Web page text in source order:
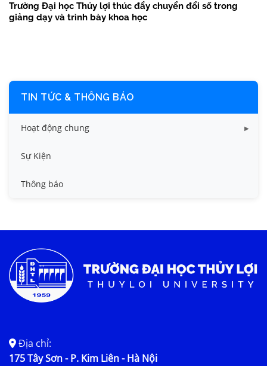
Trường Đại học Thủy lợi thúc đẩy chuyển đổi số trong
giảng dạy và trình bày khoa học
TIN TỨC & THÔNG BÁO
Hoạt động chung
Tin công tác sinh viên
Tin đào tạo
Tin tức chung
Sự Kiện
Thông báo
Địa chỉ:
175 Tây Sơn - P. Kim Liên - Hà Nội